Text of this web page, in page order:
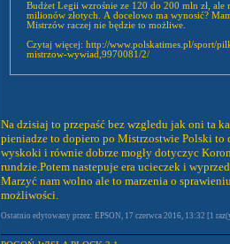
Budżet Legii wzrośnie ze 120 do 200 mln zł,
milionów złotych. A docelowo ma wynosić?
Mistrzów raczej nie będzie to możliwe.
Czytaj więcej: http://www.polskatimes.pl/sport/
mistrzow-wywiad,9970081/2/
Na dzisiaj to przepaść bez wzgledu jak oni ta
pieniadze to dopiero po Mistrzostwie Polski to
wyskoki i równie dobrze mogły dotyczyc
rundzie.Potem nastepuje era ucieczek i
Marzyć nam wolno ale to marzenia o
możliwości.
Ostatnio edytowany przez: EPSON, 17 czerwca 2016, 13:32 [1